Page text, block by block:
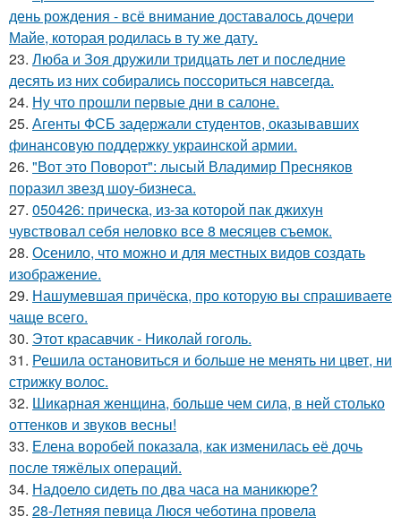
день рождения - всё внимание доставалось дочери
Майе, которая родилась в ту же дату.
23. Люба и Зоя дружили тридцать лет и последние
десять из них собирались поссориться навсегда.
24. Ну что прошли первые дни в салоне.
25. Агенты ФСБ задержали студентов, оказывавших
финансовую поддержку украинской армии.
26. "Вот это Поворот": лысый Владимир Пресняков
поразил звезд шоу-бизнеса.
27. 050426: прическа, из-за которой пак джихун
чувствовал себя неловко все 8 месяцев съемок.
28. Осенило, что можно и для местных видов создать
изображение.
29. Нашумевшая причёска, про которую вы спрашиваете
чаще всего.
30. Этот красавчик - Николай гоголь.
31. Решила остановиться и больше не менять ни цвет, ни
стрижку волос.
32. Шикарная женщина, больше чем сила, в ней столько
оттенков и звуков весны!
33. Елена воробей показала, как изменилась её дочь
после тяжёлых операций.
34. Надоело сидеть по два часа на маникюре?
35. 28-Летняя певица Люся чеботина провела